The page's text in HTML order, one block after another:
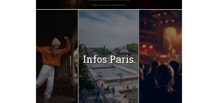
Infos Paris.